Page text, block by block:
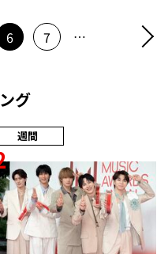
6 7 …
グ
週間